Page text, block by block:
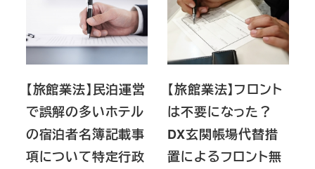
【旅館業法】民泊運営
で誤解の多いホテル
の宿泊者名簿記載事
項について特定行政
【旅館業法】フロント
は不要になった？
DX玄関帳場代替措
置によるフロント無